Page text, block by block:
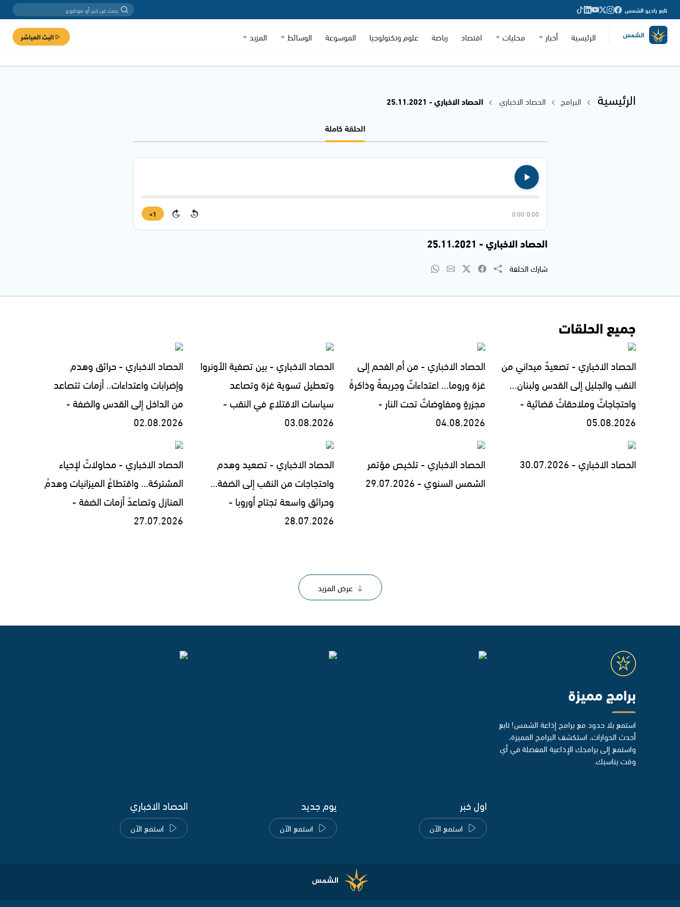
تابع راديو الشمس
الرئيسية أخبار محليات اقتصاد رياضة علوم وتكنولوجيا الموسوعة الوسائط المزيد البث المباشر
الرئيسية البرامج الحصاد الاخباري
الحصاد الاخباري - 25.11.2021
الحلقة كاملة
0:00
/
0:00
15
15
1×
الحصاد الاخباري - 25.11.2021
شارك الحلقة
جميع الحلقات
الحصاد الاخباري - تصعيدٌ ميداني من
النقب والجليل إلى القدس ولبنان...
واحتجاجاتٌ وملاحقاتٌ قضائية -
05.08.2026
الحصاد الاخباري - من أم الفحم إلى
غزة وروما... اعتداءاتٌ وجريمةٌ وذاكرةُ
مجزرةٍ ومفاوضاتٌ تحت النار -
04.08.2026
الحصاد الاخباري - بين تصفية الأونروا
وتعطيل تسوية غزة وتصاعد
سياسات الاقتلاع في النقب -
03.08.2026
الحصاد الاخباري - حرائق وهدم
وإضرابات واعتداءات.. أزمات تتصاعد
من الداخل إلى القدس والضفة -
02.08.2026
الحصاد الاخباري - 30.07.2026
الحصاد الاخباري - تلخيص مؤتمر
الشمس السنوي - 29.07.2026
الحصاد الاخباري - تصعيد وهدم
واحتجاجات من النقب إلى الضفة…
وحرائق واسعة تجتاح أوروبا -
28.07.2026
الحصاد الاخباري - محاولاتٌ لإحياء
المشتركة… واقتطاعُ الميزانيات وهدمُ
المنازل وتصاعدُ أزمات الضفة -
27.07.2026
عرض المزيد
برامج مميزة
استمع بلا حدود مع برامج إذاعة الشمس! تابع
أحدث الحوارات، استكشف البرامج المميزة،
واستمع إلى برامجك الإذاعية المفضلة في أي
وقت يناسبك.
اول خبر
استمع الآن
يوم جديد
استمع الآن
الحصاد الاخباري
استمع الآن